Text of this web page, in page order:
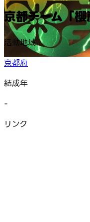
京都チーム「櫻
活動地域
京都府
結成年
-
リンク